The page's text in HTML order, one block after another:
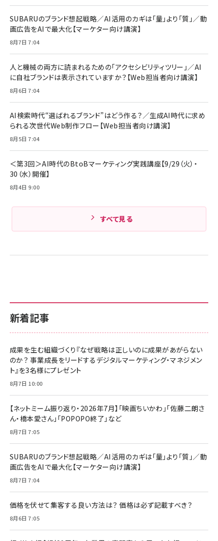
新着記事
成果を生む組織づくり『なぜ戦略は正しいのに成果があがらない
のか？ 事業成長をリードするデジタルマーケティング・マネジメン
ト』を3名様にプレゼント
8月7日 10:00
【ネットミーム振り返り・2026年7月】「映画ちいかわ」「佐藤二朗さ
ん・橋本愛さん」「POPOPO終了」など
8月7日 7:05
SUBARUのブランド想起戦略／AI活用のカギは「量」より「質」／動
画広告をAIで最大化【マーケター向け講演】
8月7日 7:04
価格を伏せて集客する良い方法は？ 価格は必ず記載すべき？
8月6日 7:05
SUBARUのブランド想起戦略／AI活用のカギは「量」より「質」／動
画広告をAIで最大化【マーケター向け講演】
8月7日 7:04
人と機械の両方に読まれるための「アクセシビリティツリー」／AI
に自社ブランドは表示されていますか？【Web担当者向け講演】
8月6日 7:04
AI検索時代“選ばれるブランド”はどう作る？／生成AI時代に求め
られる次世代Web制作フロー【Web担当者向け講演】
8月5日 7:04
＜第3回＞AI時代のBtoBマーケティング実践講座【9/29（火）・
30（水）開催】
8月4日 9:00
すべて見る